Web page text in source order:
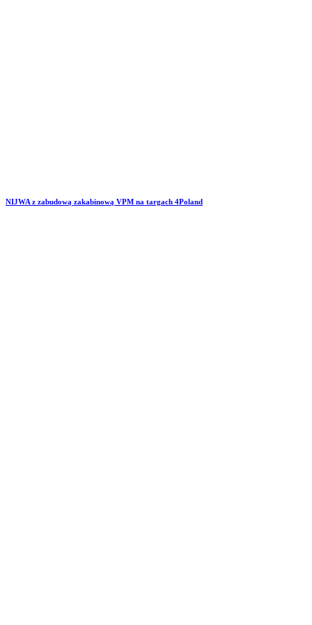
NIJWA z zabudową zakabinową VPM na targach 4Poland